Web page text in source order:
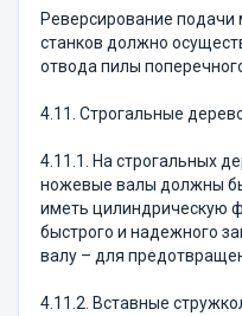
Реверсирование подачи
станков должно
отвода пилы
4.11. Строгальные
4.11.1. На строгальных
ножевые валы должны
иметь цилиндрическую
быстрого и надежного
валу – для
4.11.2. Вставные